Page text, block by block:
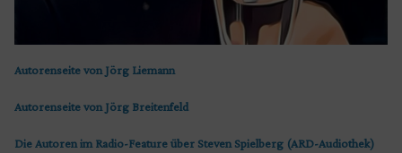
Autorenseite von Jörg Liemann
Autorenseite von Jörg Breitenfeld
Die Autoren im Radio-Feature über Steven Spielberg (ARD-Audiothek)